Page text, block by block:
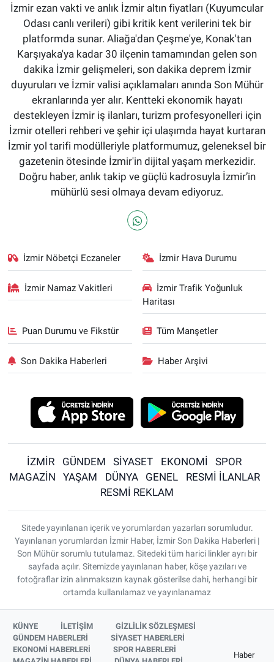
İzmir ezan vakti ve anlık İzmir altın fiyatları (Kuyumcular
Odası canlı verileri) gibi kritik kent verilerini tek bir
platformda sunar. Aliağa'dan Çeşme'ye, Konak'tan
Karşıyaka'ya kadar 30 ilçenin tamamından gelen son
dakika İzmir gelişmeleri, son dakika deprem İzmir
duyuruları ve İzmir valisi açıklamaları anında Son Mühür
ekranlarında yer alır. Kentteki ekonomik hayatı
destekleyen İzmir iş ilanları, turizm profesyonelleri için
İzmir otelleri rehberi ve şehir içi ulaşımda hayat kurtaran
İzmir yol tarifi modülleriyle platformumuz, geleneksel bir
gazetenin ötesinde İzmir'in dijital yaşam merkezidir.
Doğru haber, anlık takip ve güçlü kadrosuyla İzmir’in
mühürlü sesi olmaya devam ediyoruz.
İzmir Nöbetçi Eczaneler İzmir Hava Durumu
İzmir Namaz Vakitleri
İzmir Trafik Yoğunluk
Haritası
Puan Durumu ve Fikstür Tüm Manşetler
Son Dakika Haberleri Haber Arşivi
İZMİR GÜNDEM SİYASET EKONOMİ
SPOR
MAGAZİN
YAŞAM DÜNYA GENEL
RESMİ İLANLAR
RESMİ REKLAM
Sitede yayınlanan içerik ve yorumlardan yazarları sorumludur.
Yayınlanan yorumlardan İzmir Haber, İzmir Son Dakika Haberleri |
Son Mühür sorumlu tutulamaz. Sitedeki tüm harici linkler ayrı bir
sayfada açılır. Sitemizde yayınlanan haber, köşe yazıları ve
fotoğraflar izin alınmaksızın kaynak gösterilse dahi, herhangi bir
ortamda kullanılamaz ve yayınlanamaz
KÜNYE İLETİŞİM
GİZLİLİK SÖZLEŞMESİ
GÜNDEM HABERLERİ
SİYASET HABERLERİ
EKONOMİ HABERLERİ
SPOR HABERLERİ
Haber